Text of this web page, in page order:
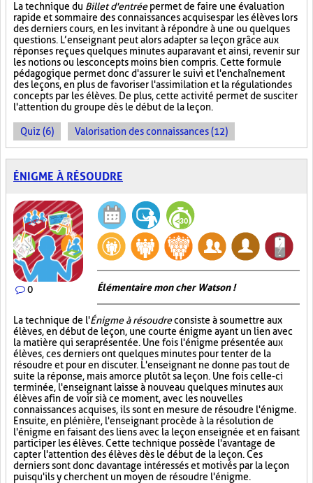
La technique du Billet d'entréepermet de faire une évaluation
rapide et sommaire des connaissances acquises par les élèves lors
des derniers cours, en les invitant à répondre à une ou quelques
questions. L’enseignant peut alors adapter sa leçon grâce aux
réponses reçues quelques minutes auparavant et ainsi, revenir sur
les notions ou les concepts moins bien compris. Cette formule
pédagogique permet donc d'assurer le suivi et l'enchaînement
des leçons, en plus de favoriser l'assimilation et la régulation des
concepts par les élèves. De plus, cette activité permet de susciter
l'attention du groupe dès le début de la leçon.
Quiz (6) Valorisation des connaissances (12)
ÉNIGME À RÉSOUDRE
0 Élémentaire mon cher Watson !
La technique de l'Énigme à résoudreconsiste à soumettre aux
élèves, en début de leçon, une courte énigme ayant un lien avec
la matière qui sera présentée. Une fois l'énigme présentée aux
élèves, ces derniers ont quelques minutes pour tenter de la
résoudre et pour en discuter. L'enseignant ne donne pas tout de
suite la réponse, mais amorce plutôt sa leçon. Une fois celle-ci
terminée, l'enseignant laisse à nouveau quelques minutes aux
élèves afin de voir si à ce moment, avec les nouvelles
connaissances acquises, ils sont en mesure de résoudre l'énigme.
Ensuite, en plénière, l'enseignant procède à la résolution de
l'énigme en faisant des liens avec la leçon enseignée et en faisant
participer les élèves. Cette technique possède l'avantage de
capter l'attention des élèves dès le début de la leçon. Ces
derniers sont donc davantage intéressés et motivés par la leçon
puisqu'ils y cherchent un moyen de résoudre l'énigme.